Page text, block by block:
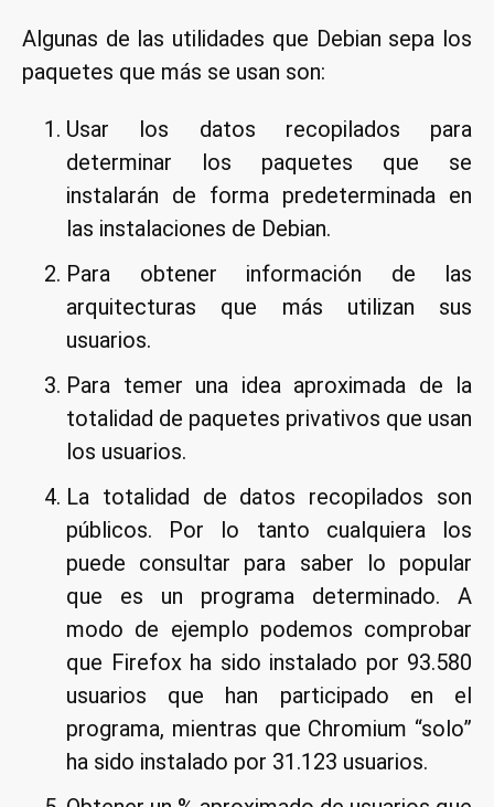
Algunas de las utilidades que Debian sepa los
paquetes que más se usan son:
Usar los datos recopilados para
determinar los paquetes que se
instalarán de forma predeterminada en
las instalaciones de Debian.
Para obtener información de las
arquitecturas que más utilizan sus
usuarios.
Para temer una idea aproximada de la
totalidad de paquetes privativos que usan
los usuarios.
La totalidad de datos recopilados son
públicos. Por lo tanto cualquiera los
puede consultar para saber lo popular
que es un programa determinado. A
modo de ejemplo podemos comprobar
que Firefox ha sido instalado por 93.580
usuarios que han participado en el
programa, mientras que Chromium “solo”
ha sido instalado por 31.123 usuarios.